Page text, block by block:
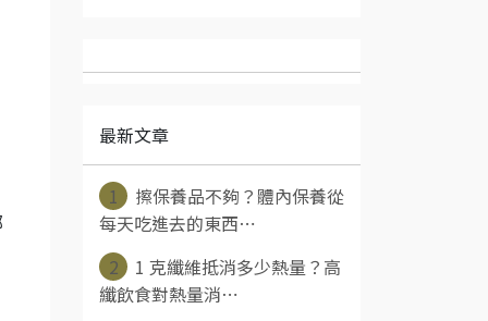
最新文章
1
擦保養品不夠？體內保養從
每天吃進去的東西⋯
2
1 克纖維抵消多少熱量？高
纖飲食對熱量消⋯